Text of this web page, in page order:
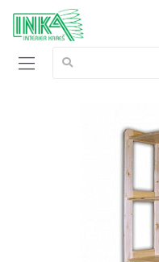
Vyhledávání: